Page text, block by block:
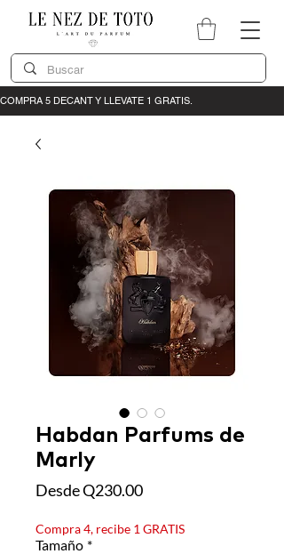
Habdan Parfums de
Marly
DesdeQ230.00Precio
oferta
Compra 4, recibe 1 GRATIS
Tamaño *